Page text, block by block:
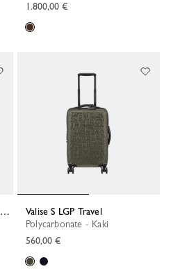
1.800,00 €
Valise S LGP Travel
Polycarbonate - Kaki
560,00 €